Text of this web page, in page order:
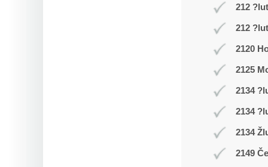
212 ?lut
212 ?lut
2120
2125
2134
2134
2134
2149